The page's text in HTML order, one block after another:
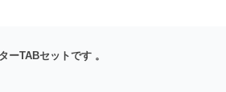
ーTABセットです 。